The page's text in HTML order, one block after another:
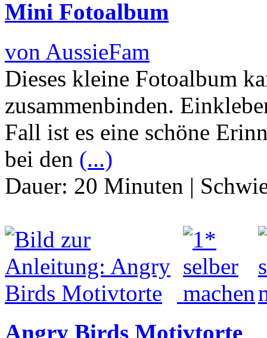
Mini Fotoalbum
von AussieFam
Dieses kleine Fotoalbum
zusammenbinden.
Fall ist es eine schöne
bei den (...)
Dauer: 20 Minuten |
Angry Birds Motivtorte